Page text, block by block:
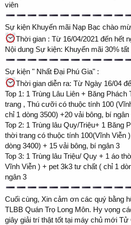
viên
Sự kiện Khuyến mãi Nạp Bạc chào
Thời gian : Từ 16/04/2021 đến hết
Nội dung Sự kiện: Khuyến mãi 30%
Sự kiện " Nhất Đại Phú Gia" :
Thời gian diễn ra: Từ Ngày 16/04
Top 1: 1 Trùng Lâu Liên + Băng
trang , Thú cưỡi có thuộc tính 100
chỉ 1 dòng 3500) +20 vải bông, bí ngân
Top 2: 1 Trùng lâu Quy/Triệu+ 1 Băng
thời trang có thuộc tính 100(Vĩnh Viễn
dòng 3400) + 15 vải bông, bí ngân 3
Top 3: 1 Trùng lâu Triệu/ Quy + 1 áo
Vĩnh Viễn ) + pet 3k3 tư chất ( chỉ 1
ngân 3
Cuối cùng, Xin cảm ơn các quý bằng
TLBB Quán Trọ Long Môn. Hy vọng
giây giải trí thật tốt tại máy chủ mới Tử